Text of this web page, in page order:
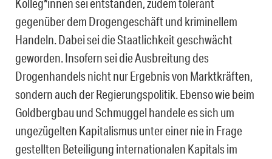
Kolleg*innen sei entstanden, zudem tolerant
gegenüber dem Drogengeschäft und kriminellem
Handeln. Dabei sei die Staatlichkeit geschwächt
geworden. Insofern sei die Ausbreitung des
Drogenhandels nicht nur Ergebnis von Marktkräften,
sondern auch der Regierungspolitik. Ebenso wie beim
Goldbergbau und Schmuggel handele es sich um
ungezügelten Kapitalismus unter einer nie in Frage
gestellten Beteiligung internationalen Kapitals im